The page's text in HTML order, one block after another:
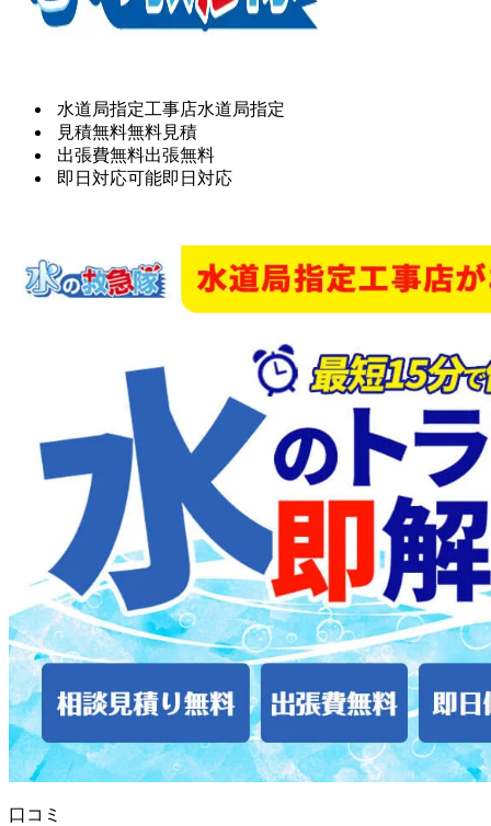
水道局指定工事店水道局指定
見積無料無料見積
出張費無料出張無料
即日対応可能即日対応
口コミ